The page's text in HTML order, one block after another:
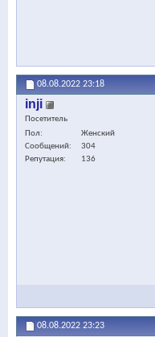
08.08.2022 23:18
inji
Посетитель
Пол
Женский
Сообщений
304
Репутация
136
08.08.2022 23:23